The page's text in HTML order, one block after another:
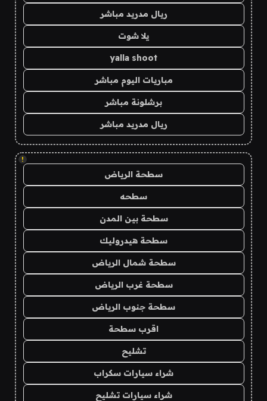
ريال مدريد مباشر
يلا شوت
yalla shoot
مباريات اليوم مباشر
برشلونة مباشر
ريال مدريد مباشر
!
سطحة الرياض
سطحه
سطحة بين المدن
سطحة هيدروليك
سطحة شمال الرياض
سطحة غرب الرياض
سطحة جنوب الرياض
اقرب سطحة
تشليح
شراء سيارات سكراب
شراء سيارات تشليح